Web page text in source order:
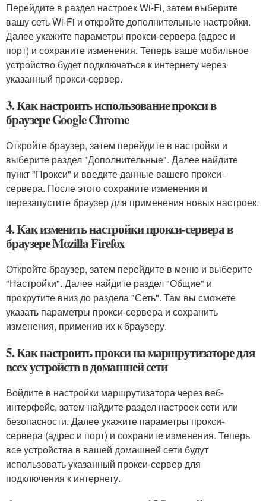
Перейдите в раздел настроек Wi-Fi, затем выберите
вашу сеть Wi-Fi и откройте дополнительные настройки.
Далее укажите параметры прокси-сервера (адрес и
порт) и сохраните изменения. Теперь ваше мобильное
устройство будет подключаться к интернету через
указанный прокси-сервер.
3. Как настроить использование прокси в
браузере Google Chrome
Откройте браузер, затем перейдите в настройки и
выберите раздел "Дополнительные". Далее найдите
пункт "Прокси" и введите данные вашего прокси-
сервера. После этого сохраните изменения и
перезапустите браузер для применения новых настроек.
4. Как изменить настройки прокси-сервера в
браузере Mozilla Firefox
Откройте браузер, затем перейдите в меню и выберите
"Настройки". Далее найдите раздел "Общие" и
прокрутите вниз до раздела "Сеть". Там вы сможете
указать параметры прокси-сервера и сохранить
изменения, применив их к браузеру.
5. Как настроить прокси на маршрутизаторе для
всех устройств в домашней сети
Войдите в настройки маршрутизатора через веб-
интерфейс, затем найдите раздел настроек сети или
безопасности. Далее укажите параметры прокси-
сервера (адрес и порт) и сохраните изменения. Теперь
все устройства в вашей домашней сети будут
использовать указанный прокси-сервер для
подключения к интернету.